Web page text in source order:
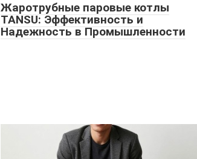
Жаротрубные паровые котлы
TANSU: Эффективность и
Надежность в Промышленности